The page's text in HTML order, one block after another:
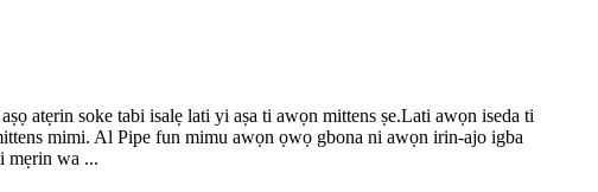
atẹrin soke tabi isalẹ lati yi aṣa ti awọn mittens ṣe.Lati awọn iseda ti
mimi. Al Pipe fun mimu awọn ọwọ gbona ni awọn irin-ajo igba
mẹrin wa ...